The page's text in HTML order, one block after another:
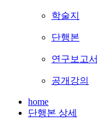
학술지
단행본
연구보고서
공개강의
home
단행본 상세